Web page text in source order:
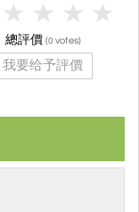
總評價 (0 votes)
我要给予評價